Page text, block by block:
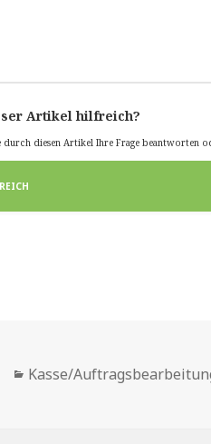
Artikel hilfreich?
durch diesen Artikel Ihre Frage beantworten
Kategorien
Kasse/